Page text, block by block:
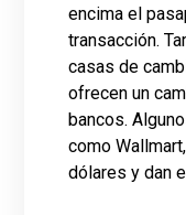
encima el
transacción.
casas de
ofrecen un
bancos.
como
dólares y dan